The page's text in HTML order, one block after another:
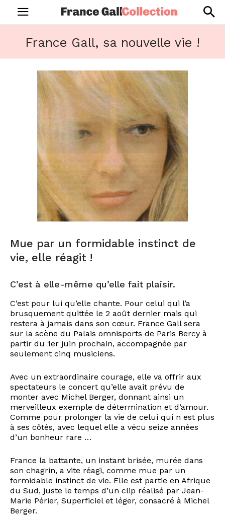
France Gall, sa nouvelle vie !
Mue par un formidable instinct de
vie, elle réagit !
C’est à elle-même qu’elle fait plaisir.
C’est pour lui qu’elle chante. Pour celui qui l’a
brusquement quittée le 2 août dernier mais qui
restera à jamais dans son cœur. France Gall sera
sur la scène du Palais omnisports de Paris Bercy à
partir du 1er juin prochain, accompagnée par
seulement cinq musiciens.
Avec un extraordinaire courage, elle va offrir aux
spectateurs le concert qu’elle avait prévu de
monter avec Michel Berger, donnant ainsi un
merveilleux exemple de détermination et d’amour.
Comme pour prolonger la vie de celui qui n est plus
à ses côtés, avec lequel elle a vécu seize années
d’un bonheur rare …
France la battante, un instant brisée, murée dans
son chagrin, a vite réagi, comme mue par un
formidable instinct de vie. Elle est partie en Afrique
du Sud, juste le temps d’un clip réalisé par Jean-
Marie Périer, Superficiel et léger, consacré à Michel
Berger.